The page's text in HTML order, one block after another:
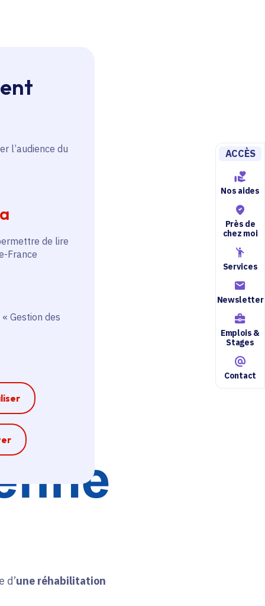
l’audience du
de lire
France
Gestion des
ACCÈS
Nos aides
Près de
chez moi
Services
Newsletter
Emplois &
Stages
Contact
d’une réhabilitation